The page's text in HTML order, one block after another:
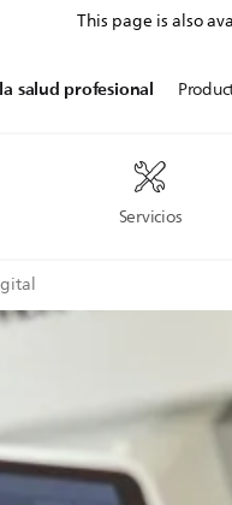
This page is also
salud profesional
Servicios